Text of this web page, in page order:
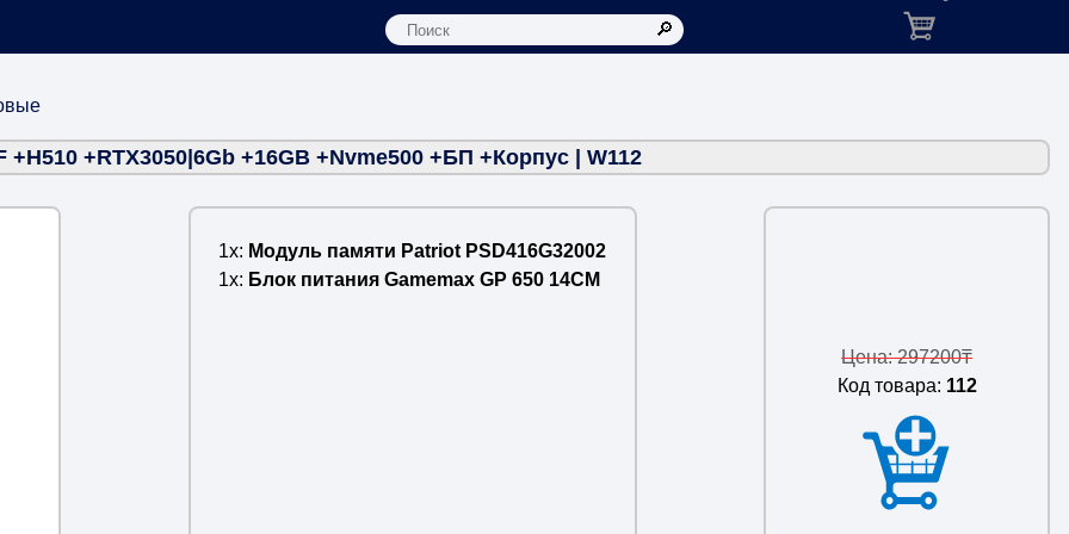
Корзина: товаров в
+H510 +RTX3050|6Gb +16GB +Nvme500 +БП +Корпус | W112
1x
Модуль памяти Patriot PSD416G32002
1x
Блок питания Gamemax GP 650 14CM
Цена: 297200₸
Код товара: 112